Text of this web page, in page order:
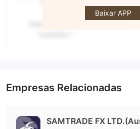
Baixar APP
Empresas Relacionadas
SAMTRADE FX